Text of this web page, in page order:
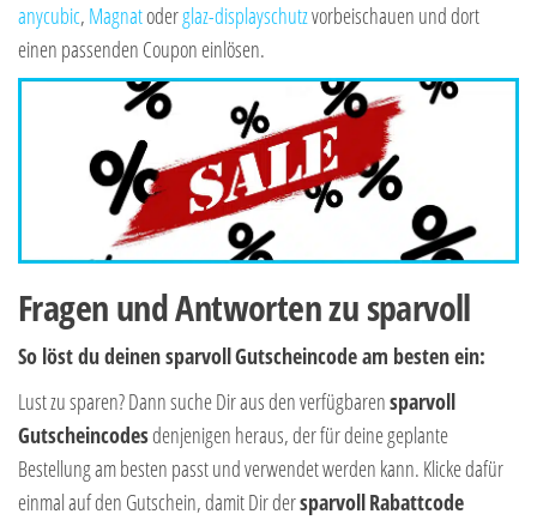
anycubic, Magnatoderglaz-displayschutzvorbeischauen und dort
einen passenden Coupon einlösen.
Fragen und Antworten zu sparvoll
So löst du deinen sparvollGutscheincode am besten ein:
Lust zu sparen? Dann suche Dir aus den verfügbarensparvoll
Gutscheincodesdenjenigen heraus, der für deine geplante
Bestellung am besten passt und verwendet werden kann. Klicke dafür
einmal auf den Gutschein, damit Dir dersparvollRabattcode